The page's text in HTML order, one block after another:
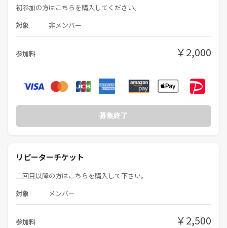
初参加の方はこちらを購入してください。
対象 非メンバー
参加料 ￥2,000
募集終了
リピーターチケット
二回目以降の方はこちらを購入して下さい。
対象 メンバー
参加料 ￥2,500